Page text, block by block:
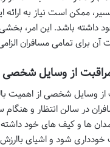
ممکن است نیاز به ارائه
داشته باشد. این امر،
آن برای تمامی مسافران
از وسایل شخصی
وسایل شخصی از اهمیت
در سالن انتظار و هنگام
ها و کیف های خود داشته
شود و اشیای